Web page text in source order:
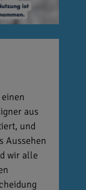
aus
und
Aussehen
wir alle